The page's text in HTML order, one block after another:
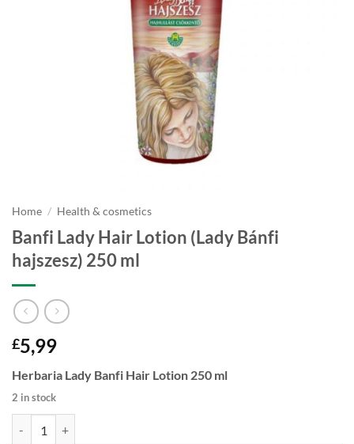
Home / Health & cosmetics
Banfi Lady Hair Lotion (Lady Bánfi
hajszesz) 250 ml
£5,99
Herbaria Lady Banfi Hair Lotion 250 ml
2 in stock